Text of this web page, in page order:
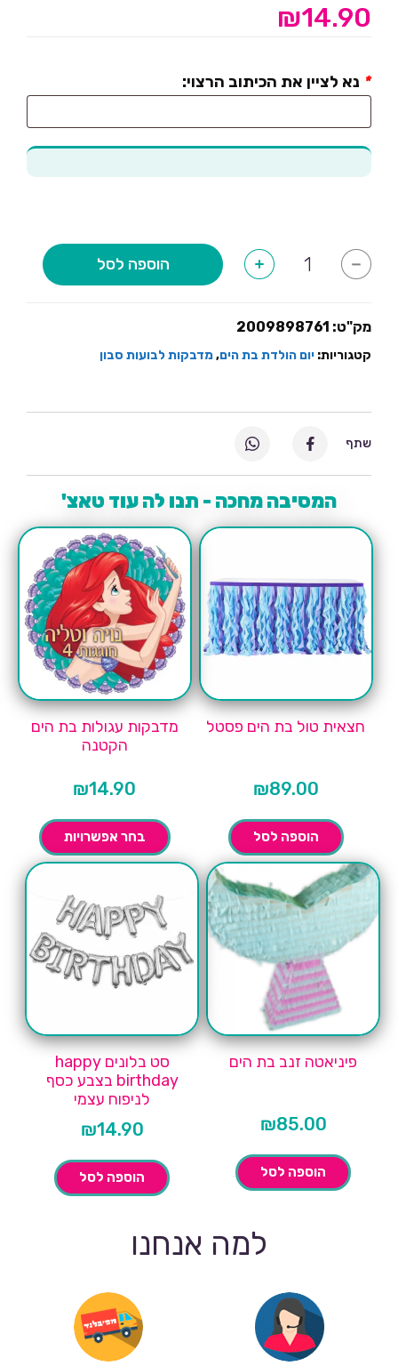
₪14.90
נא לציין את הכיתוב הרצוי: *
-
של
בת
פסטל
+ הוספה לסל
מק"ט: 2009898761
קטגוריות: יום הולדת בת הים,מדבקות לבועות סבון
המסיבה מחכה - תנו לה עוד טאצ'
חצאית טול בת הים פסטל
₪89.00
הוספה לסל
מדבקות עגולות בת הים
הקטנה
₪14.90
בחר אפשרויות
פיניאטה זנב בת הים
₪85.00
הוספה לסל
סט בלונים happy
birthday בצבע כסף
לניפוח עצמי
₪14.90
הוספה לסל
שתף
למה אנחנו